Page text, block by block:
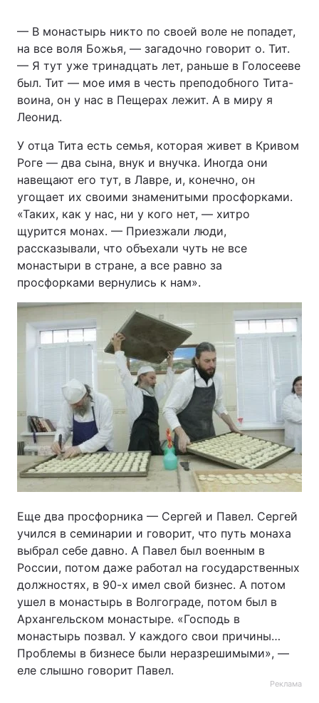
— В монастырь никто по своей воле не попадет,
на все воля Божья, — загадочно говорит о. Тит.
— Я тут уже тринадцать лет, раньше в Голосееве
был. Тит — мое имя в честь преподобного Тита-
воина, он у нас в Пещерах лежит. А в миру я
Леонид.
У отца Тита есть семья, которая живет в Кривом
Роге — два сына, внук и внучка. Иногда они
навещают его тут, в Лавре, и, конечно, он
угощает их своими знаменитыми просфорками.
«Таких, как у нас, ни у кого нет, — хитро
щурится монах. — Приезжали люди,
рассказывали, что объехали чуть не все
монастыри в стране, а все равно за
просфорками вернулись к нам».
Еще два просфорника — Сергей и Павел. Сергей
учился в семинарии и говорит, что путь монаха
выбрал себе давно. А Павел был военным в
России, потом даже работал на государственных
должностях, в 90-х имел свой бизнес. А потом
ушел в монастырь в Волгограде, потом был в
Архангельском монастыре. «Господь в
монастырь позвал. У каждого свои причины…
Проблемы в бизнесе были неразрешимыми», —
еле слышно говорит Павел.
Реклама